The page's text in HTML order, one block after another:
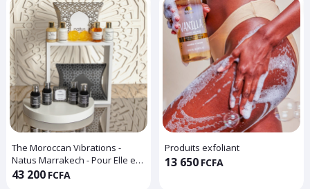
The Moroccan Vibrations -
Natus Marrakech - Pour Elle et
pour Lui
43 200 FCFA
Produits exfoliant
13 650 FCFA